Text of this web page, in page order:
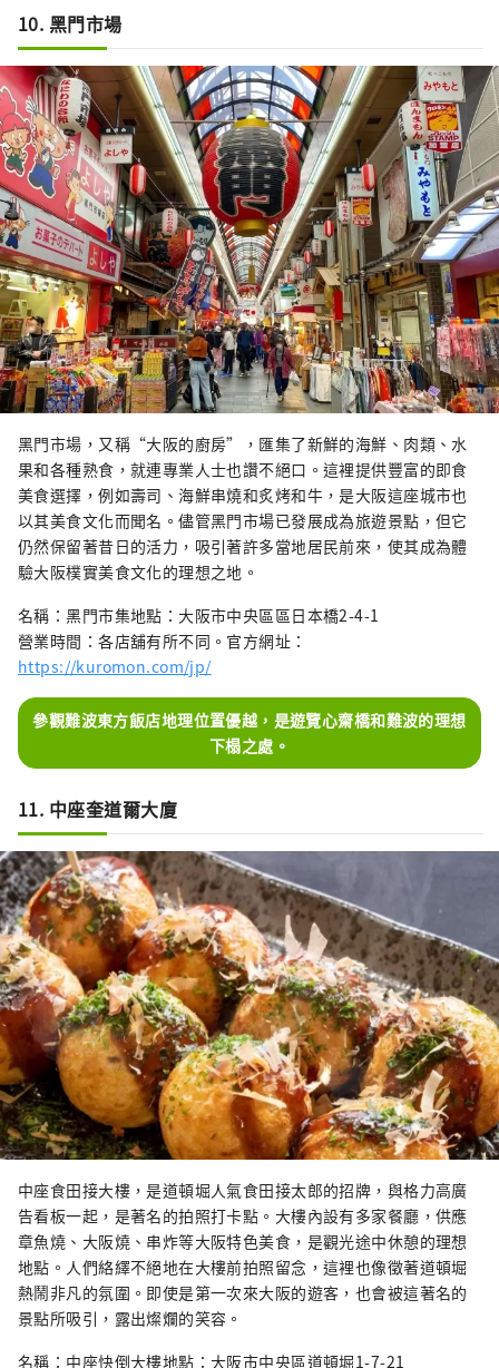
10. 黑門市場
黑門市場，又稱“大阪的廚房”，匯集了新鮮的海鮮、肉類、水
果和各種熟食，就連專業人士也讚不絕口。這裡提供豐富的即食
美食選擇，例如壽司、海鮮串燒和炙烤和牛，是大阪這座城市也
以其美食文化而聞名。儘管黑門市場已發展成為旅遊景點，但它
仍然保留著昔日的活力，吸引著許多當地居民前來，使其成為體
驗大阪樸實美食文化的理想之地。
名稱：黑門市集地點：大阪市中央區區日本橋2-4-1
營業時間：各店舖有所不同。官方網址：
https://kuromon.com/jp/
參觀難波東方飯店地理位置優越，是遊覽心齋橋和難波的理想
下榻之處。
11. 中座奎道爾大廈
中座食田接大樓，是道頓堀人氣食田接太郎的招牌，與格力高廣
告看板一起，是著名的拍照打卡點。大樓內設有多家餐廳，供應
章魚燒、大阪燒、串炸等大阪特色美食，是觀光途中休憩的理想
地點。人們絡繹不絕地在大樓前拍照留念，這裡也像徵著道頓堀
熱鬧非凡的氛圍。即使是第一次來大阪的遊客，也會被這著名的
景點所吸引，露出燦爛的笑容。
名稱：中座快倒大樓地點：大阪市中央區道頓堀1-7-21